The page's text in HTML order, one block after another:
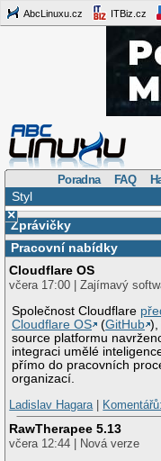
AbcLinuxu.cz ITBiz.cz
Poradna FAQ
Styl
×
Zprávičky
Pracovní nabídky
Cloudflare OS
včera 17:00 | Zajímavý
Společnost Cloudflare
Cloudflare OS
(GitHub ),
source platformu
integraci umělé
přímo do pracovních
organizací.
Ladislav Hagara|
RawTherapee 5.13
včera 12:44 | Nová verze